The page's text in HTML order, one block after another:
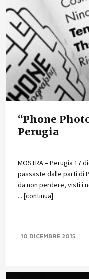
“Phone
Perugia
MOSTRA – Perugia 17
passaste dalle parti di
da non perdere, visti i
... [continua]
10 DICEMBRE 2015